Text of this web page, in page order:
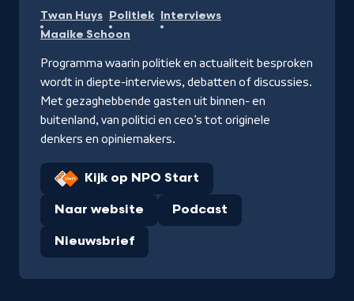
Twan Huys Politiek Interviews
Maaike Schoon
Programma waarin politiek en actualiteit besproken
wordt in diepte-interviews, debatten of discussies.
Met gezaghebbende gasten uit binnen- en
buitenland, van politici en ceo’s tot originele
denkers en opiniemakers.
Kijk op NPO Start
Naar website Podcast
Nieuwsbrief